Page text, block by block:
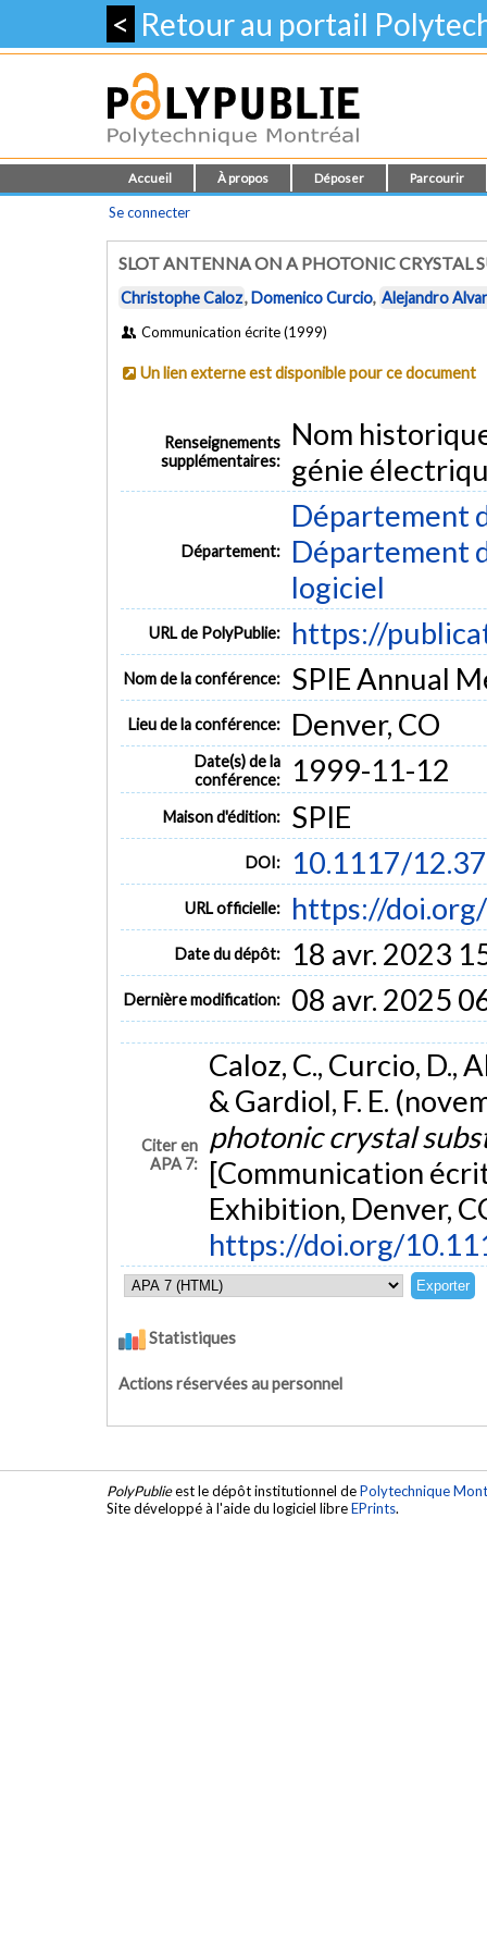
< Retour au portail
Accueil À propos Déposer Parcourir
Se connecter
SLOT ANTENNA ON A PHOTONIC CRYSTAL
Christophe Caloz,Domenico Curcio, Alejandro
Communication écrite (1999)
Un lien externe est disponible pour ce document
Renseignements
supplémentaires:
Nom
génie
Département:
Département
Département
logiciel
URL de PolyPublie: https://
Nom de la conférence: SPIE Annual
Lieu de la conférence: Denver, CO
Date(s) de la
conférence:
1999-11-12
Maison d'édition: SPIE
DOI: 10.1117/
URL officielle: https://
Date du dépôt: 18 avr. 2023
Dernière modification: 08 avr. 2025
Citer en
APA 7:
Caloz, C., Curcio, D.,
& Gardiol, F. E.
photonic crystal
[Communication
Exhibition, Denver,
https://doi.org/
Statistiques
Actions réservées au personnel
PolyPublieest le dépôt institutionnel dePolytechnique
Site développé à l'aide du logiciel libreEPrints.